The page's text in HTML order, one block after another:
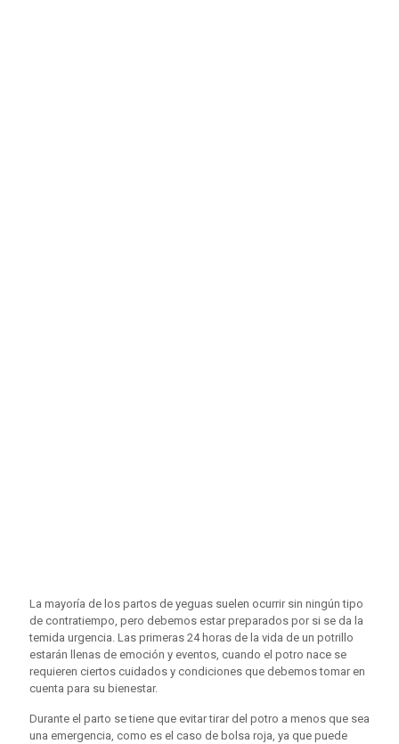
La mayoría de los partos de yeguas suelen ocurrir sin ningún tipo
de contratiempo, pero debemos estar preparados por si se da la
temida urgencia. Las primeras 24 horas de la vida de un potrillo
estarán llenas de emoción y eventos, cuando el potro nace se
requieren ciertos cuidados y condiciones que debemos tomar en
cuenta para su bienestar.
Durante el parto se tiene que evitar tirar del potro a menos que sea
una emergencia, como es el caso de bolsa roja, ya que puede